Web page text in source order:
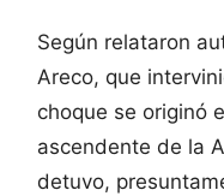
Según relataron
Areco, que
choque se originó
ascendente de la
detuvo,